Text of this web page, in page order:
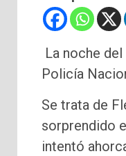
La noche
Policía
Se trata de
sorprendido
intentó